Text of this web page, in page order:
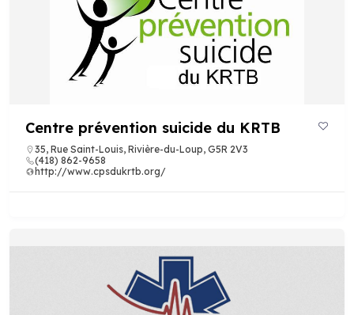
Centre prévention suicide du KRTB
35, Rue Saint-Louis, Rivière-du-Loup, G5R 2V3
(418) 862-9658
http://www.cpsdukrtb.org/